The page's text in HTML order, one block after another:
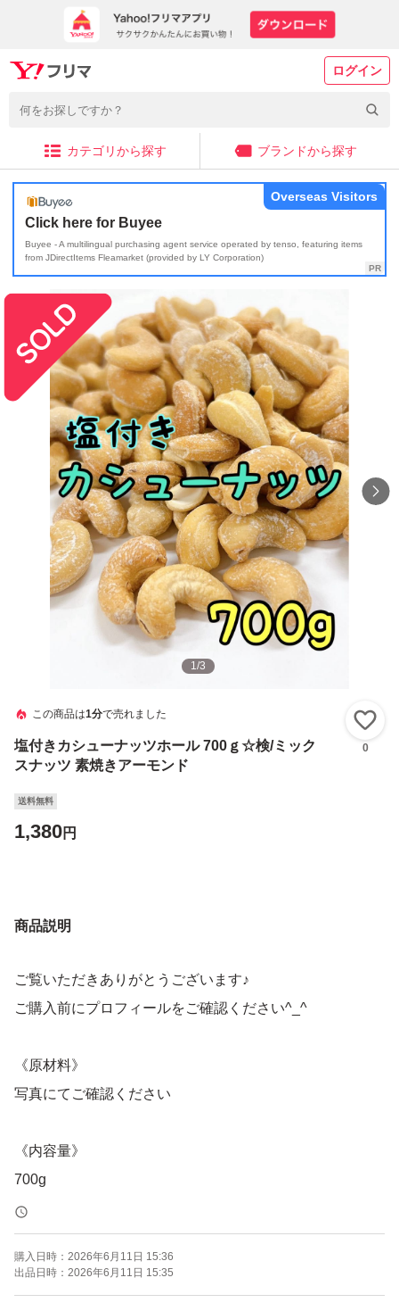
ログイン
カテゴリから探す ブランドから探す
Click here for Buyee
Buyee - A multilingual purchasing agent service operated by tenso, featuring items
from JDirectItems Fleamarket (provided by LY Corporation)
Overseas Visitors
1/3
この商品は1分で売れました
塩付きカシューナッツホール 700ｇ☆検/ミック
スナッツ 素焼きアーモンド
0
送料無料
1,380円
商品説明
ご覧いただきありがとうございます♪
ご購入前にプロフィールをご確認ください^_^
《原材料》
写真にてご確認ください
《内容量》
700g
《賞味期限》
ご注文より約150日
(画像の賞味期限はサンプルになります。ご注文を受けて
購入日時： 2026年6月11日 15:36
出品日時： 2026年6月11日 15:35